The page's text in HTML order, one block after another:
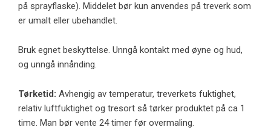
på sprayflaske). Middelet bør kun anvendes på treverk som
er umalt eller ubehandlet.
Bruk egnet beskyttelse. Unngå kontakt med øyne og hud,
og unngå innånding.
Tørketid: Avhengig av temperatur, treverkets fuktighet,
relativ luftfuktighet og tresort så tørker produktet på ca 1
time. Man bør vente 24 timer før overmaling.